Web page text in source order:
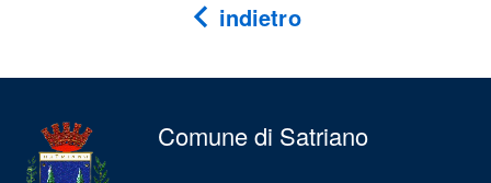
indietro
Comune di Satriano